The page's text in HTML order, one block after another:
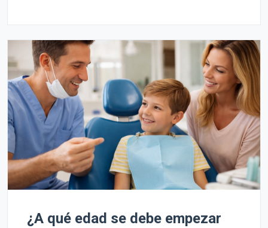
¿A qué edad se debe empezar